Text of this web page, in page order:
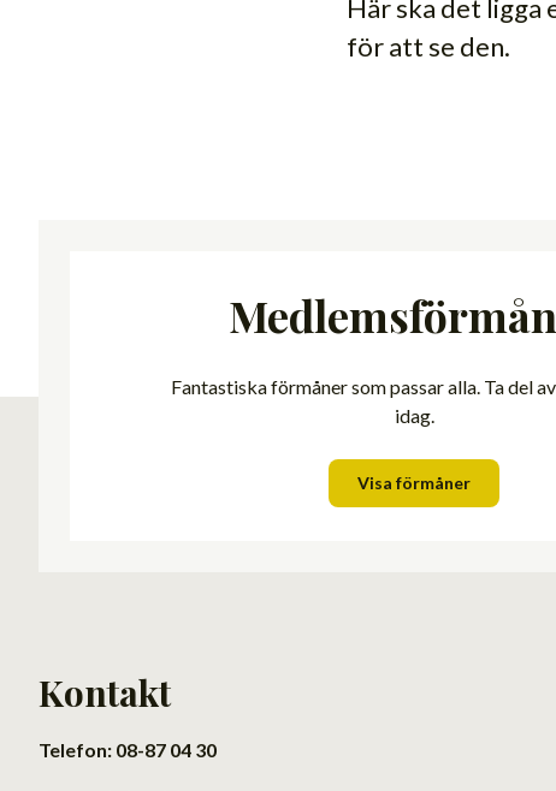
Här ska det ligga
för att se den.
Fantastiska förmåner som passar alla. Ta del
idag.
Visa förmåner
Kontakt
Telefon: 08-87 04 30